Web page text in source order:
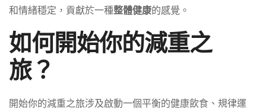
和情緒穩定，貢獻於一種整體健康的感覺。
如何開始你的減重之
旅？
開始你的減重之旅涉及啟動一個平衡的健康飲食、規律運